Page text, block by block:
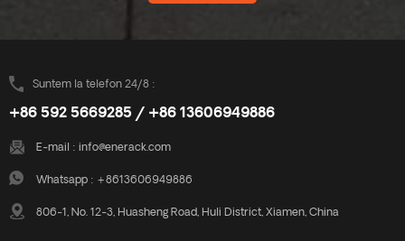
Suntem la telefon 24/8 :
+86 592 5669285 / +86 13606949886
E-mail : info@enerack.com
Whatsapp : +8613606949886
806-1, No. 12-3, Huasheng Road, Huli District, Xiamen, China